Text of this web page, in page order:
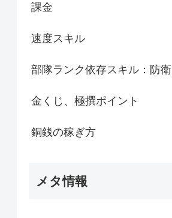
課金
速度スキル
部隊ランク依存スキル：防衛
金くじ、極撰ポイント
銅銭の稼ぎ方
メタ情報